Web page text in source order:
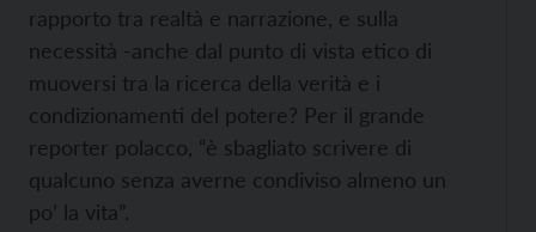
rapporto tra realtà e narrazione, e sulla
necessità -anche dal punto di vista etico di
muoversi tra la ricerca della verità e i
condizionamenti del potere? Per il grande
reporter polacco, “è sbagliato scrivere di
qualcuno senza averne condiviso almeno un
po’ la vita”.